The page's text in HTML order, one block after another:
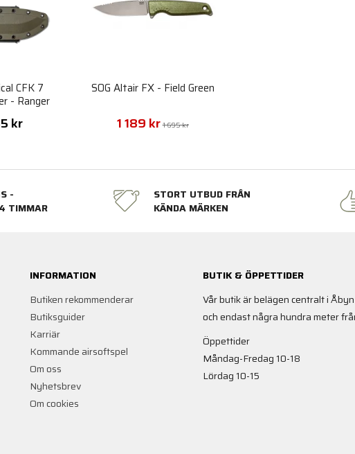
CFK 7
- Ranger
kr
SOG Altair FX - Field Green
1 189 kr 1 695 kr
-
TIMMAR
STORT UTBUD FRÅN
KÄNDA MÄRKEN
INFORMATION
Butiken rekommenderar
Butiksguider
Karriär
Kommande airsoftspel
Om oss
Nyhetsbrev
Om cookies
BUTIK & ÖPPETTIDER
Vår butik är belägen centralt i
och endast några hundra meter
Öppettider
Måndag-Fredag 10-18
Lördag 10-15